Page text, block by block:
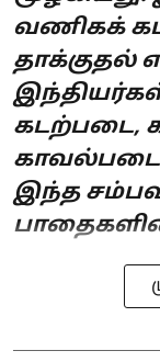
வணிகக்
தாக்குதல்
கடற்படை,
இந்த
பாதைகளின்